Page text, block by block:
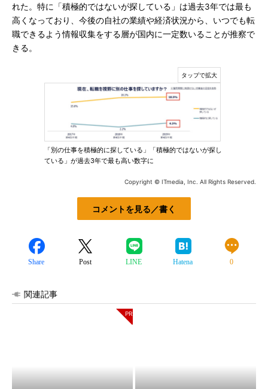
れた。特に「積極的ではないが探している」は過去3年では最も
高くなっており、今後の自社の業績や経済状況から、いつでも転
職できるよう情報収集をする層が国内に一定数いることが推察で
きる。
「別の仕事を積極的に探している」「積極的ではないが探し
ている」が過去3年で最も高い数字に
Copyright © ITmedia, Inc. All Rights Reserved.
コメントを見る／書く
Share Post LINE Hatena 0
関連記事